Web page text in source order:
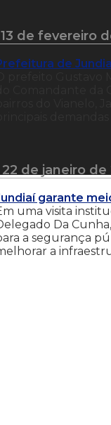
de fevereiro
de
de janeiro de
garante
uma visita
Da
a segurança
a